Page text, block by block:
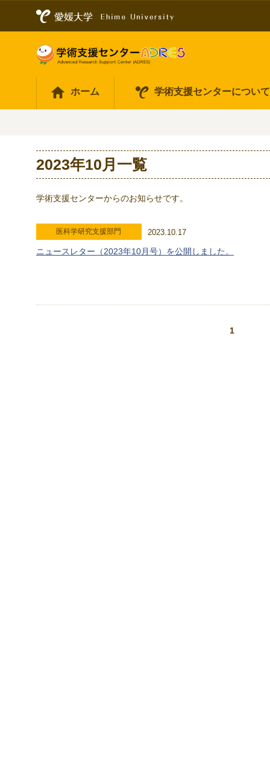
ホーム 学術支援センターについて
2023年10月一覧
学術支援センターからのお知らせです。
医科学研究支援部門 2023.10.17
ニュースレター（2023年10月号）を公開しました。
1